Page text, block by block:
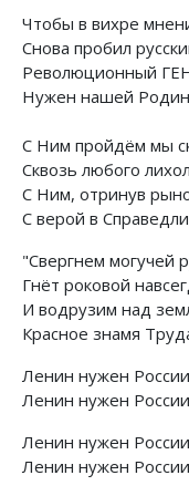
Чтобы в вихре
Снова пробил
Революционный
Нужен нашей
С Ним пройдём мы
Сквозь любого
С Ним, отринув
С верой в
"Свергнем могучей
Гнёт роковой
И водрузим над
Красное знамя
Ленин нужен
Ленин нужен
Ленин нужен
Ленин нужен